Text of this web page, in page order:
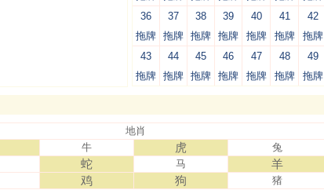
36
拖牌
37
拖牌
38
拖牌
39
拖牌
40
拖牌
41
拖牌
42
拖牌
43
拖牌
44
拖牌
45
拖牌
46
拖牌
47
拖牌
48
拖牌
49
拖牌
地肖
牛 虎
兔
蛇 马 羊
鸡 狗
猪